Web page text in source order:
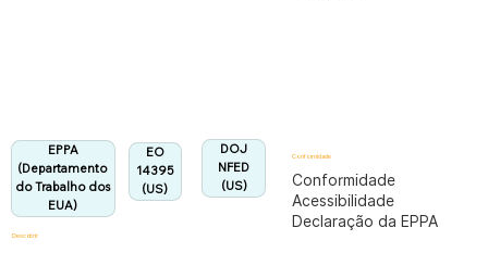
EO
14395
(US)
EPPA
(Departamento
do Trabalho dos
EUA)
DOJ
NFED
(US)
Descobrir
Conformidade
Conformidade
Acessibilidade
Declaração da EPPA